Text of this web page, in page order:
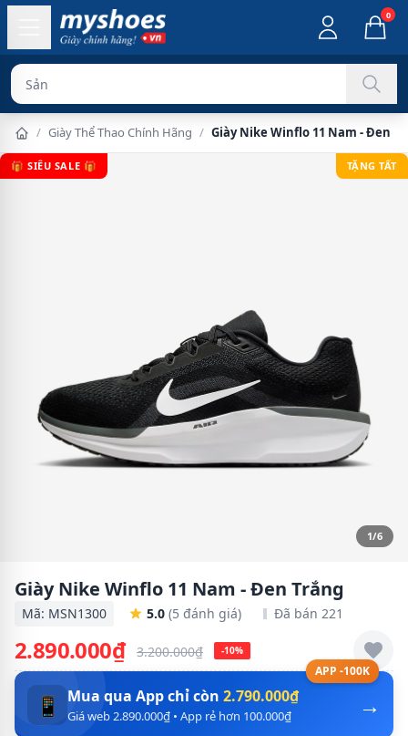
0
Sản phẩm chính
/ Giày Thể Thao Chính Hãng / Giày Nike Winflo 11 Nam - Đen
🎁 SIÊU SALE 🎁 TẶNG TẤT
1/6
Giày Nike Winflo 11 Nam - Đen Trắng
Mã: MSN1300 5.0 (5 đánh giá) Đã bán 221
2.890.000₫ 3.200.000₫ -10%
APP -100K
→
📱 Mua qua App chỉ còn 2.790.000₫
Giá web 2.890.000₫ • App rẻ hơn 100.000₫